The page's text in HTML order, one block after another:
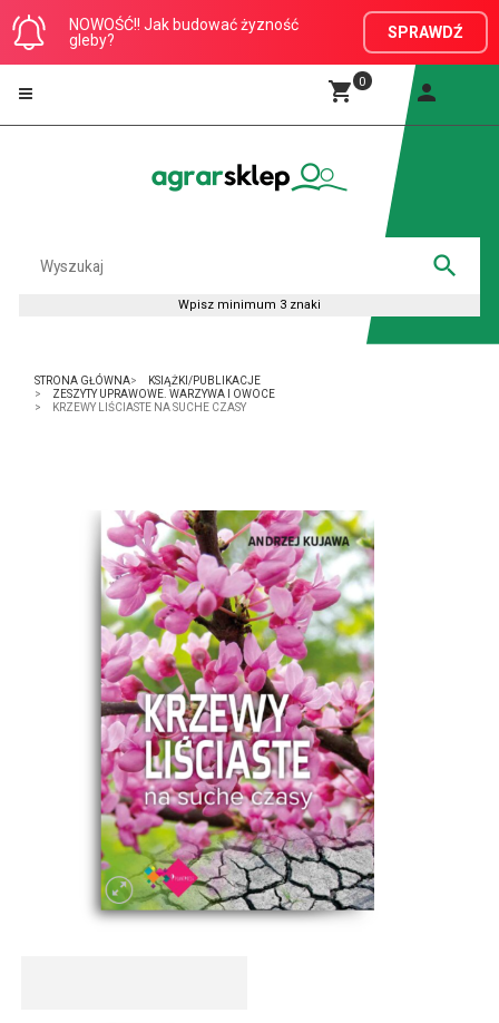
NOWOŚĆ!! Jak budować żyzność
gleby?
SPRAWDŹ
0
STRONA GŁÓWNA
KSIĄŻKI/PUBLIKACJE
ZESZYTY UPRAWOWE. WARZYWA I OWOCE
KRZEWY LIŚCIASTE NA SUCHE CZASY